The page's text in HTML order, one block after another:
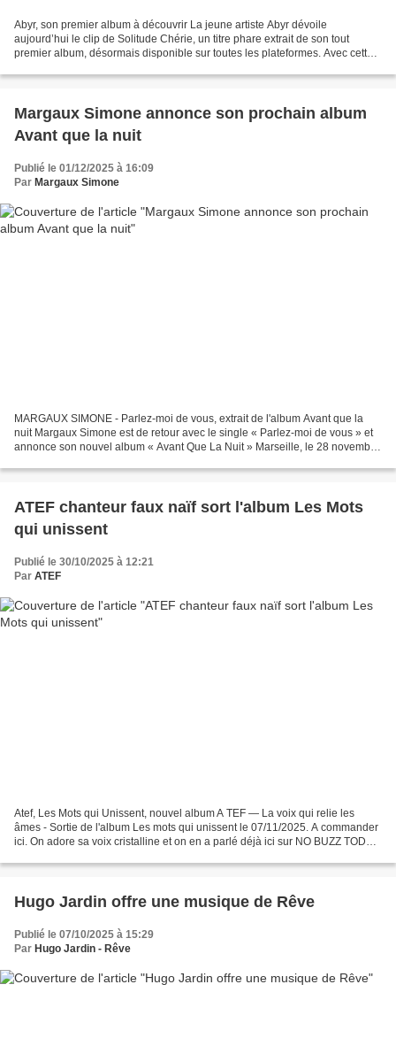
Abyr, son premier album à découvrir La jeune artiste Abyr dévoile
aujourd’hui le clip de Solitude Chérie, un titre phare extrait de son tout
premier album, désormais disponible sur toutes les plateformes. Avec cette
Margaux Simone annonce son prochain album
Avant que la nuit
Publié le 01/12/2025 à 16:09
Par Margaux Simone
MARGAUX SIMONE - Parlez-moi de vous, extrait de l'album Avant que la
nuit Margaux Simone est de retour avec le single « Parlez-moi de vous » et
annonce son nouvel album « Avant Que La Nuit » Marseille, le 28 novembre
ATEF chanteur faux naïf sort l'album Les Mots
qui unissent
Publié le 30/10/2025 à 12:21
Par ATEF
Atef, Les Mots qui Unissent, nouvel album A TEF — La voix qui relie les
âmes - Sortie de l'album Les mots qui unissent le 07/11/2025. A commander
ici. On adore sa voix cristalline et on en a parlé déjà ici sur NO BUZZ TODAY
Hugo Jardin offre une musique de Rêve
Publié le 07/10/2025 à 15:29
Par Hugo Jardin - Rêve